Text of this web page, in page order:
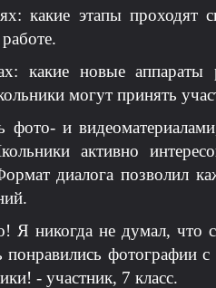
этапы проходят
новые аппараты
могут принять
фото- и
активно
диалога позволил
Я никогда не думал, что
фотографии
- участник, 7 класс.